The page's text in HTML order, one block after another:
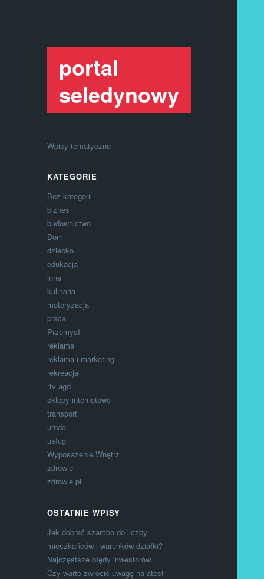
portal
seledynowy
Wpisy tematyczne
KATEGORIE
Bez kategorii
biznes
budownictwo
Dom
dziecko
edukacja
inne
kulinaria
motoryzacja
praca
Przemysł
reklama
reklama i marketing
rekreacja
rtv agd
sklepy internetowe
transport
uroda
usługi
Wyposażenie Wnętrz
zdrowie
zdrowie.pl
OSTATNIE WPISY
Jak dobrać szambo do liczby
mieszkańców i warunków działki?
Najczęstsze błędy inwestorów.
Czy warto zwrócić uwagę na atest